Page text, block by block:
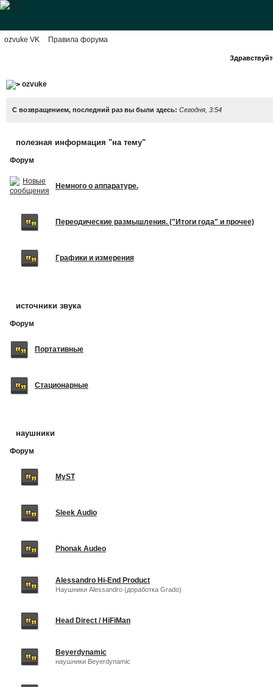
ozvuke VK Правила форума
ozvuke
С возвращением, последний раз вы были здесь: Сегодня, 3:54
полезная информация "на тему"
Форум
Немного о аппаратуре.
Переодические размышления. ("Итоги года" и прочее)
Графики и измерения
источники звука
Форум
Портативные
Стационарные
наушники
Форум
MyST
Sleek Audio
Phonak Audeo
Alessandro Hi-End Product
Наушники Alessandro (доработка Grado)
Head Direct / HiFiMan
Beyerdynamic
наушники Beyerdynamic